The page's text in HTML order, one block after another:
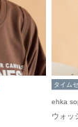
タイム
ehka
ウォッ